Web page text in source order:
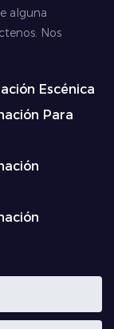
alguna
Nos
Escénica
Para